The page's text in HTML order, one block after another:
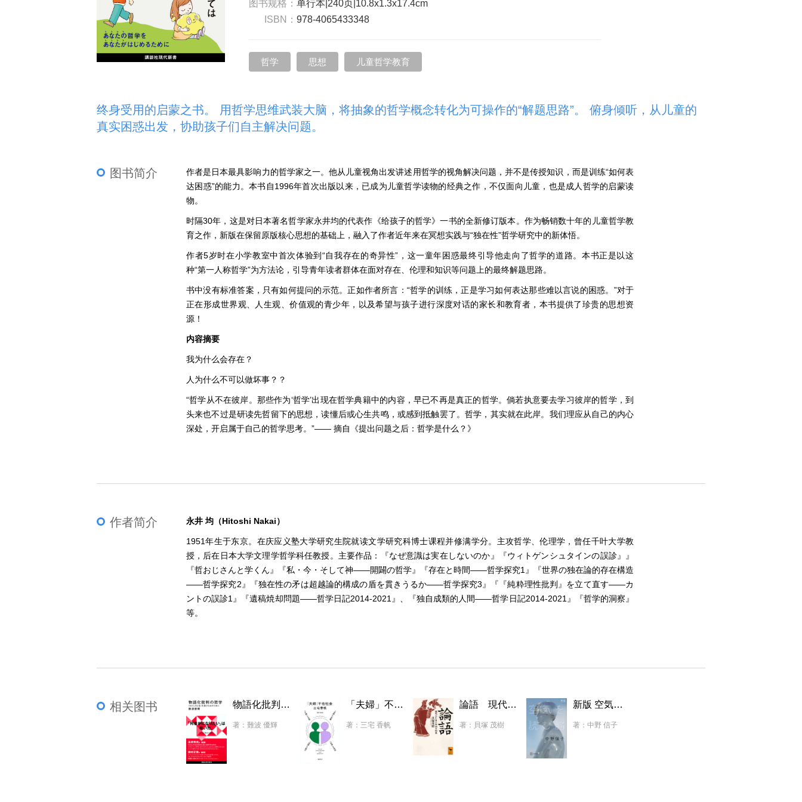
图书规格： 单行本|240页|10.8x1.3x17.4cm
ISBN： 978-4065433348
哲学 思想 儿童哲学教育
终身受用的启蒙之书。 用哲学思维武装大脑，将抽象的哲学概念转化为可操作的“解题思路”。 俯身倾听，从儿童的
真实困惑出发，协助孩子们自主解决问题。
图书简介
作者是日本最具影响力的哲学家之一。他从儿童视角出发讲述用哲学的视角解决问题，并不是传授知识，而是训练“如何表
达困惑”的能力。本书自1996年首次出版以来，已成为儿童哲学读物的经典之作，不仅面向儿童，也是成人哲学的启蒙读
物。
时隔30年，这是对日本著名哲学家永井均的代表作《给孩子的哲学》一书的全新修订版本。作为畅销数十年的儿童哲学教
育之作，新版在保留原版核心思想的基础上，融入了作者近年来在冥想实践与“独在性”哲学研究中的新体悟。
作者5岁时在小学教室中首次体验到“自我存在的奇异性”，这一童年困惑最终引导他走向了哲学的道路。本书正是以这
种“第一人称哲学”为方法论，引导青年读者群体在面对存在、伦理和知识等问题上的最终解题思路。
书中没有标准答案，只有如何提问的示范。正如作者所言：“哲学的训练，正是学习如何表达那些难以言说的困惑。”对于
正在形成世界观、人生观、价值观的青少年，以及希望与孩子进行深度对话的家长和教育者，本书提供了珍贵的思想资
源！
内容摘要
我为什么会存在？
人为什么不可以做坏事？？
“哲学从不在彼岸。那些作为‘哲学’出现在哲学典籍中的内容，早已不再是真正的哲学。倘若执意要去学习彼岸的哲学，到
头来也不过是研读先哲留下的思想，读懂后或心生共鸣，或感到抵触罢了。哲学，其实就在此岸。我们理应从自己的内心
深处，开启属于自己的哲学思考。”—— 摘自《提出问题之后：哲学是什么？》
作者简介 永井 均（Hitoshi Nakai）
1951年生于东京。在庆应义塾大学研究生院就读文学研究科博士课程并修满学分。主攻哲学、伦理学，曾任千叶大学教
授，后在日本大学文理学哲学科任教授。主要作品：『なぜ意識は実在しないのか』『ウィトゲンシュタインの誤診』』
『哲おじさんと学くん』『私・今・そして神――開闢の哲学』『存在と時間――哲学探究1』『世界の独在論的存在構造
――哲学探究2』『独在性の矛は超越論的構成の盾を貫きうるか――哲学探究3』『『純粋理性批判』を立て直す――カ
ントの誤診1』『遺稿焼却問題――哲学日記2014-2021』、『独自成類的人間――哲学日記2014-2021』『哲学的洞察』
等。
相关图书 物語化批判の哲学 〈わたしの人生〉を遊びなおすために
著：難波 優輝
「夫婦」不在社会
著：三宅 香帆
論語 現代に生きる中国の知恵
著：貝塚 茂樹
新版 空気を読む脳
著：中野 信子